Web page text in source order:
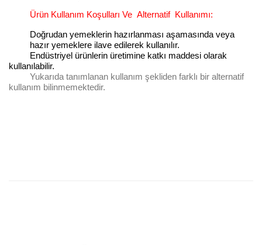
Ürün Kullanım Koşulları Ve Alternatif Kullanımı:
Doğrudan yemeklerin hazırlanması aşamasında veya
hazır yemeklere ilave edilerek kullanılır.
Endüstriyel ürünlerin üretimine katkı maddesi olarak
kullanılabilir.
Yukarıda tanımlanan kullanım şekliden farklı bir alternatif
kullanım bilinmemektedir.